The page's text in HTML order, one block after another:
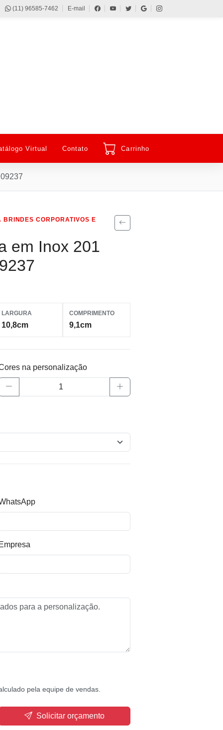
(11) 96585-7462 E-mail
Virtual Contato Carrinho
CORPORATIVOS E
em Inox 201
LARGURA
10,8cm
COMPRIMENTO
9,1cm
na personalização
Empresa
pela equipe de vendas.
Solicitar orçamento